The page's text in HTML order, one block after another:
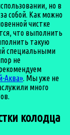
но в
собой. Как можно
чистке
что выполнить
такую
специальными
не
Аква». Мы уже не
много
колодца